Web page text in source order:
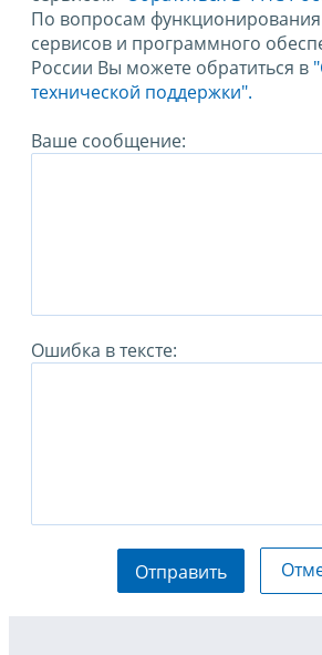
По вопросам функционирования
сервисов и программного
России Вы можете обратиться в
технической поддержки".
Ваше сообщение:
Ошибка в тексте:
Отправить